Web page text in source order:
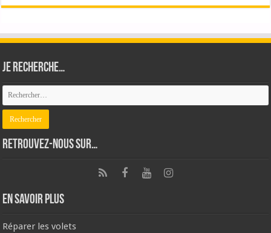
Je recherche…
Retrouvez-nous sur…
En savoir plus
Réparer les volets